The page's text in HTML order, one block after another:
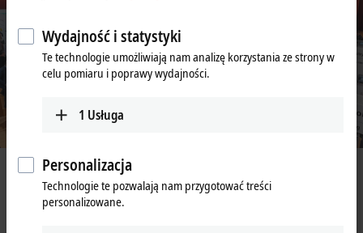
Wydarzenia i terminy
Jako lider opartej na komputerach technologii sterowania
Wydajność i statystyki
Te technologie umożliwiają nam analizę korzystania ze strony w
celu pomiaru i poprawy wydajności.
1 Usługa
Personalizacja
Technologie te pozwalają nam przygotować treści
personalizowane.